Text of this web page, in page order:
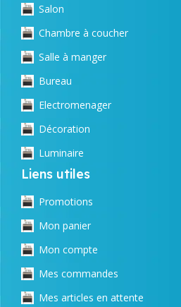
Salon
Chambre à coucher
Salle à manger
Bureau
Electromenager
Décoration
Luminaire
Liens utiles
Promotions
Mon panier
Mon compte
Mes commandes
Mes articles en attente